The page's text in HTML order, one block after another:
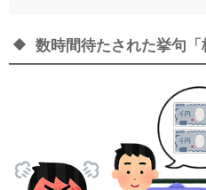
数時間待たされた挙句「